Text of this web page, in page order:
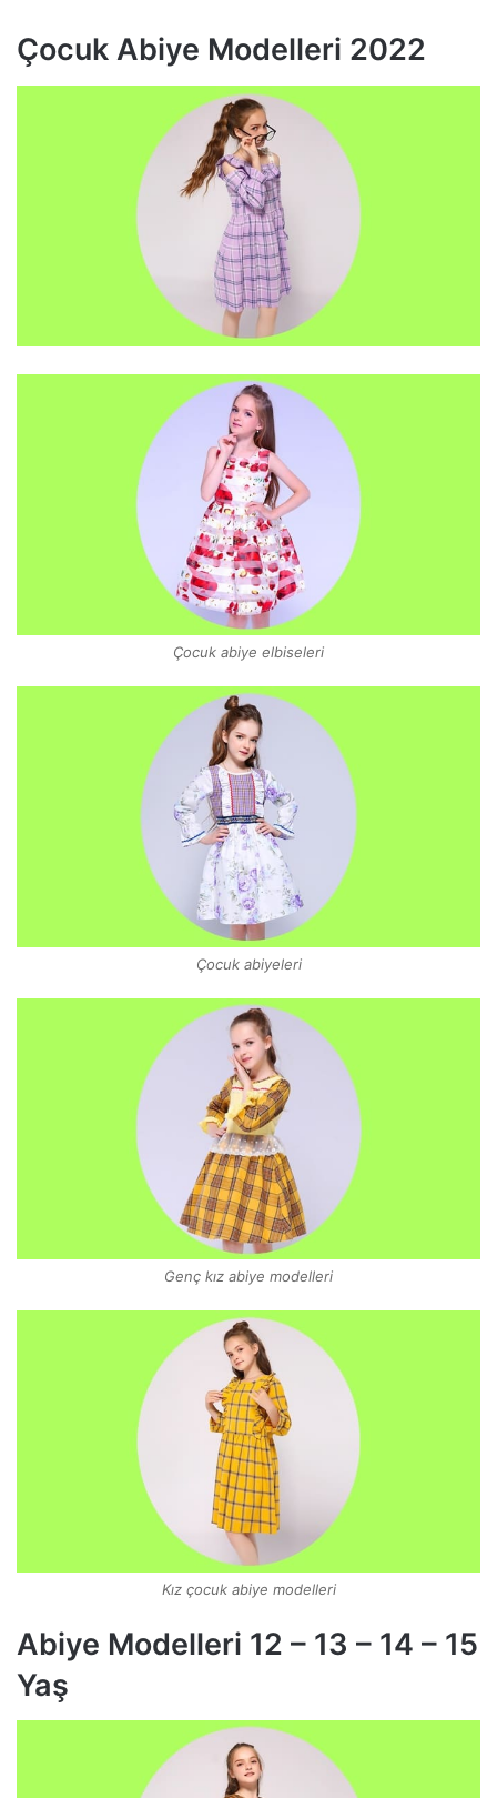
Çocuk Abiye Modelleri 2022
Çocuk abiye elbiseleri
Çocuk abiyeleri
Genç kız abiye modelleri
Kız çocuk abiye modelleri
Abiye Modelleri 12 – 13 – 14 – 15
Yaş